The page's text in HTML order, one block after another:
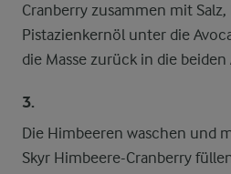
Cranberry zusammen mit
Pistazienkernöl unter die
die Masse zurück in die
3.
Die Himbeeren waschen und
Skyr Himbeere-Cranberry